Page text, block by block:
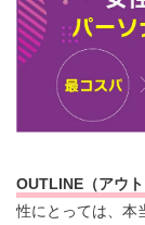
OUTLINE（アウ
性にとっては、本